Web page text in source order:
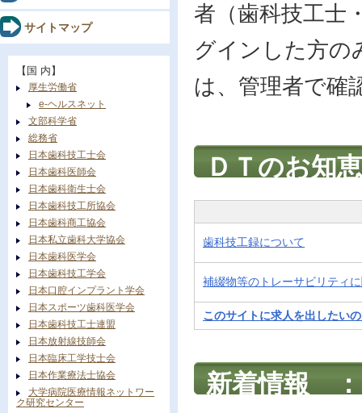
者（歯科技工士
グインした方の
は、管理者で
ＤＴのお知
歯科技工録について
補綴物等のトレーサビリティ
このサイトに求人を出したい
新着情報
サイトマップ
【国 内】
厚生労働省
e-ヘルスネット
文部科学省
総務省
日本歯科技工士会
日本歯科医師会
日本歯科衛生士会
日本歯科技工所協会
日本歯科商工協会
日本私立歯科大学協会
日本歯科医学会
日本歯科技工学会
日本口腔インプラント学会
日本スポーツ歯科医学会
日本歯科技工士連盟
日本放射線技師会
日本臨床工学技士会
日本作業療法士協会
大学病院医療情報ネットワー
ク研究センター